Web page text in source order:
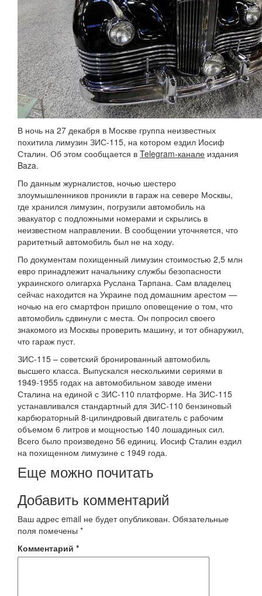
В ночь на 27 декабря в Москве группа неизвестных
похитила лимузин ЗИС-115, на котором ездил Иосиф
Сталин. Об этом сообщается в Telegram-канале издания
Baza.
По данным журналистов, ночью шестеро
злоумышленников проникли в гараж на севере Москвы,
где хранился лимузин, погрузили автомобиль на
эвакуатор с подложными номерами и скрылись в
неизвестном направлении. В сообщении уточняется, что
раритетный автомобиль был не на ходу.
По документам похищенный лимузин стоимостью 2,5 млн
евро принадлежит начальнику службы безопасности
украинского олигарха Руслана Тарпана. Сам владелец
сейчас находится на Украине под домашним арестом —
ночью на его смартфон пришло оповещение о том, что
автомобиль сдвинули с места. Он попросил своего
знакомого из Москвы проверить машину, и тот обнаружил,
что гараж пуст.
ЗИС-115 – советский бронированный автомобиль
высшего класса. Выпускался несколькими сериями в
1949-1955 годах на автомобильном заводе имени
Сталина на единой с ЗИС-110 платформе. На ЗИС-115
устанавливался стандартный для ЗИС-110 бензиновый
карбюраторный 8-цилиндровый двигатель с рабочим
объемом 6 литров и мощностью 140 лошадиных сил.
Всего было произведено 56 единиц. Иосиф Сталин ездил
на похищенном лимузине с 1949 года.
Еще можно почитать
Добавить комментарий
Ваш адрес email не будет опубликован. Обязательные
поля помечены *
Комментарий *